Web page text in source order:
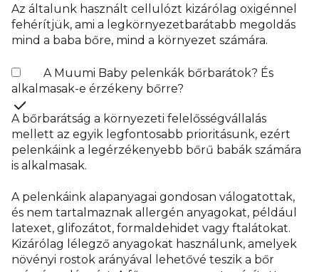
Az általunk használt cellulózt kizárólag oxigénnel
fehérítjük, ami a legkörnyezetbarátabb megoldás
mind a baba bőre, mind a környezet számára.
A Muumi Baby pelenkák bőrbarátok? És
alkalmasak-e érzékeny bőrre?
A bőrbarátság a környezeti felelősségvállalás
mellett az egyik legfontosabb prioritásunk, ezért
pelenkáink a legérzékenyebb bőrű babák számára
is alkalmasak.
A pelenkáink alapanyagai gondosan válogatottak,
és nem tartalmaznak allergén anyagokat, például
latexet, glifozátot, formaldehidet vagy ftalátokat.
Kizárólag lélegző anyagokat használunk, amelyek
növényi rostok arányával lehetővé teszik a bőr